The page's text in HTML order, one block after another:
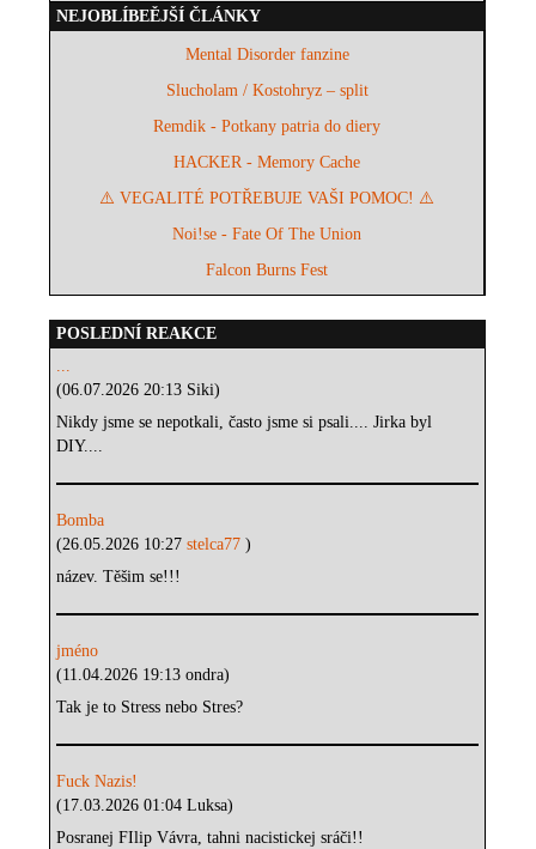
NEJOBLÍBEĚJŠÍ ČLÁNKY
Mental Disorder fanzine
Slucholam / Kostohryz – split
Remdik - Potkany patria do diery
HACKER - Memory Cache
⚠️ VEGALITÉ POTŘEBUJE VAŠI POMOC! ⚠️
Noi!se - Fate Of The Union
Falcon Burns Fest
POSLEDNÍ REAKCE
...
(06.07.2026 20:13 Siki)
Nikdy jsme se nepotkali, často jsme si psali.... Jirka byl
DIY....
Bomba
(26.05.2026 10:27stelca77)
název. Těšim se!!!
jméno
(11.04.2026 19:13 ondra)
Tak je to Stress nebo Stres?
Fuck Nazis!
(17.03.2026 01:04 Luksa)
Posranej FIlip Vávra, tahni nacistickej sráči!!